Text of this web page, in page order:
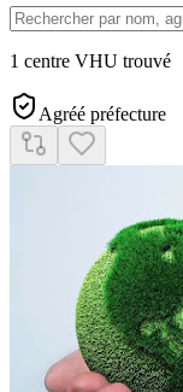
1 centre VHU trouvé
Agréé préfecture